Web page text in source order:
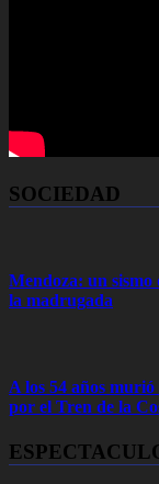
SOCIEDAD
Mendoza: un
la madrugada
A los 54 años
por el Tren de la